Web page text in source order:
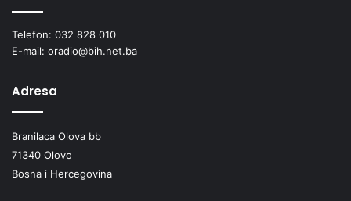
Telefon: 032 828 010
E-mail: oradio@bih.net.ba
Adresa
Branilaca Olova bb
71340 Olovo
Bosna i Hercegovina